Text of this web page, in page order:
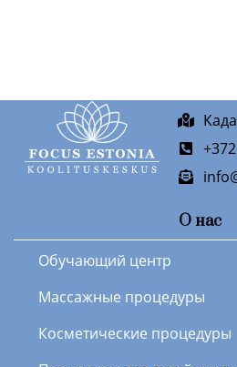
О нас
Обучающий центр
Массажные процедуры
Косметические процедуры